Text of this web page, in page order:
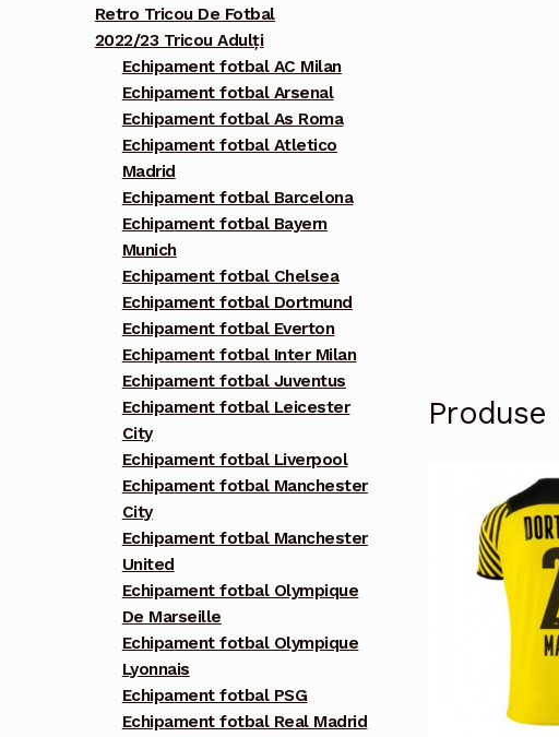
Retro Tricou De Fotbal
2022/23 Tricou Adulți
Echipament fotbal AC Milan
Echipament fotbal Arsenal
Echipament fotbal As Roma
Echipament fotbal Atletico
Madrid
Echipament fotbal Barcelona
Echipament fotbal Bayern
Munich
Echipament fotbal Chelsea
Echipament fotbal Dortmund
Echipament fotbal Everton
Echipament fotbal Inter Milan
Echipament fotbal Juventus
Echipament fotbal Leicester
City
Echipament fotbal Liverpool
Echipament fotbal Manchester
City
Echipament fotbal Manchester
United
Echipament fotbal Olympique
De Marseille
Echipament fotbal Olympique
Lyonnais
Echipament fotbal PSG
Echipament fotbal Real Madrid